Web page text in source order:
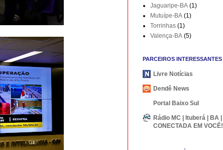
Jaguaripe-BA (1)
Mutuípe-BA (1)
Torrinhas (1)
Valença-BA (5)
PARCEIROS INTERESSANTES
Livre Notícias
Dendê News
Portal Baixo Sul
Rádio MC | Ituberá | BA |
CONECTADA EM VOCÊ!